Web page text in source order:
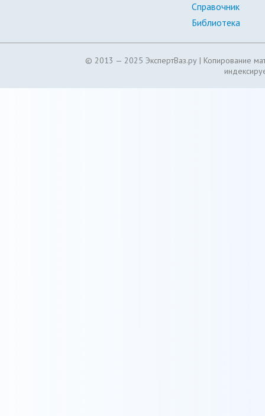
Справочник
Библиотека
© 2013 — 2025 ЭкспертВаз.ру | Копирование